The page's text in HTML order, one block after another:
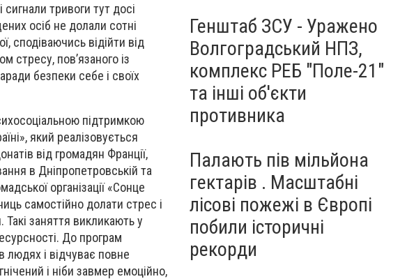
тривоги тут досі
осіб не долали сотні
сподіваючись відійти від
пов’язаного із
безпеки себе і своїх
підтримкою
який реалізовується
від громадян Франції,
в Дніпропетровській та
організації «Сонце
самостійно долати стрес і
заняття викликають у
До програм
людях і відчуває повне
і ніби завмер емоційно,
Генштаб ЗСУ - Уражено
Волгоградський НПЗ,
комплекс РЕБ "Поле-21"
та інші об'єкти
противника
Палають пів мільйона
гектарів . Масштабні
лісові пожежі в Європі
побили історичні
рекорди